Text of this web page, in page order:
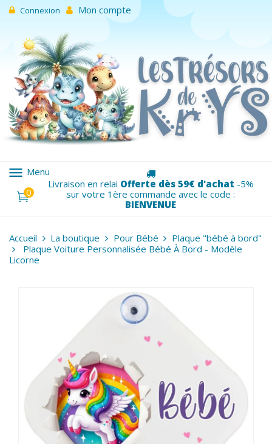
Connexion Mon compte
menu Menu
0
Livraison en relai Offerte dès 59€ d'achat -5%
sur votre 1ère commande avec le code :
BIENVENUE
Accueil La boutique Pour Bébé
Plaque "bébé à bord"
Plaque Voiture Personnalisée Bébé À Bord - Modèle
Licorne